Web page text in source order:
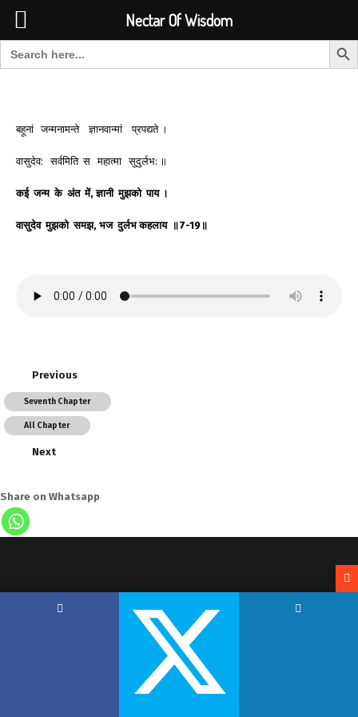
Search for: Search
बहूनां जन्मनामन्ते ज्ञानवान्मां प्रपद्यते ।
वासुदेव: सर्वमिति स महात्मा सुदुर्लभ: ॥
कई जन्म के अंत में,ज्ञानी मुझको पाय ।
वासुदेव मुझको समझ, भज दुर्लभ कहलाय ॥7-19 ॥
Previous
Seventh Chapter
All Chapter
Next
Share on Whatsapp
Nectar Of Wisdom